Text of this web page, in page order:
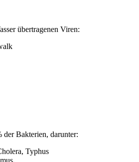
übertragenen Viren:
der Bakterien, darunter:
Typhus